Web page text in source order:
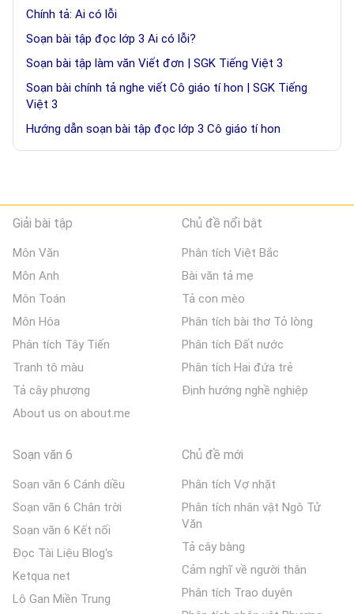
Chính tả: Ai có lỗi
Soạn bài tập đọc lớp 3 Ai có lỗi?
Soạn bài tập làm văn Viết đơn | SGK Tiếng Việt 3
Soạn bài chính tả nghe viết Cô giáo tí hon | SGK Tiếng
Việt 3
Hướng dẫn soạn bài tập đọc lớp 3 Cô giáo tí hon
Giải bài tập
Môn Văn
Môn Anh
Môn Toán
Môn Hóa
Phân tích Tây Tiến
Tranh tô màu
Tả cây phượng
About us on about.me
Chủ đề nổi bật
Phân tích Việt Bắc
Bài văn tả mẹ
Tả con mèo
Phân tích bài thơ Tỏ lòng
Phân tích Đất nước
Phân tích Hai đứa trẻ
Định hướng nghề nghiệp
Soạn văn 6
Soạn văn 6 Cánh diều
Soạn văn 6 Chân trời
Soạn văn 6 Kết nối
Đọc Tài Liệu Blog's
Ketqua net
Lô Gan Miền Trung
Chủ đề mới
Phân tích Vợ nhặt
Phân tích nhân vật Ngô Tử
Văn
Tả cây bàng
Cảm nghĩ về người thân
Phân tích Trao duyên